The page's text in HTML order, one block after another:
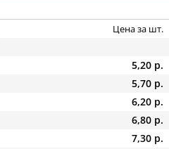
Цена за шт.
5,20 р.
5,70 р.
6,20 р.
6,80 р.
7,30 р.